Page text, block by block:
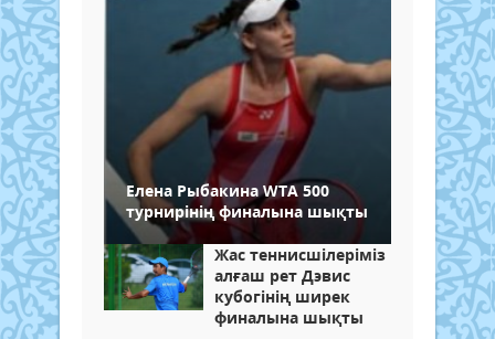
Елена Рыбакина WTA 500
турнирінің финалына шықты
Жас теннисшілеріміз
алғаш рет Дэвис
кубогінің ширек
финалына шықты